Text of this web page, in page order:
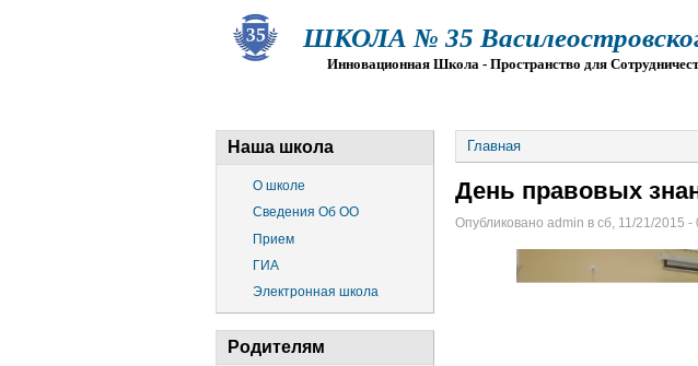
ШКОЛА № 35
Инновационная Школа - Пространство для
Наша школа
О школе
Сведения Об ОО
Прием
ГИА
Электронная школа
Родителям
Главная
День правовых
Опубликовано admin в сб, 11/21/2015 -